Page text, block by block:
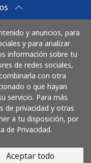
y anuncios, para
y para analizar
información sobre tu
de redes sociales,
con otra
o que hayan
servicio. Para más
de privacidad y otras
a tu disposición, por
de Privacidad.
Aceptar todo